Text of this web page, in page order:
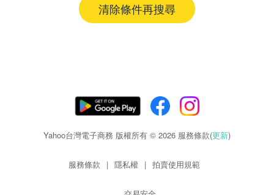
清除條件再搜尋
Yahoo台灣電子商務 版權所有 © 2026 服務條款(更新)
服務條款 | 隱私權 | 拍賣使用規範